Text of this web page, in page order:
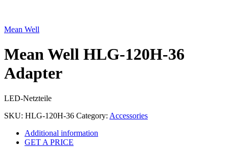
Mean Well
Mean Well HLG-120H-36
Adapter
LED-Netzteile
SKU: HLG-120H-36 Category: Accessories
Additional information
GET A PRICE